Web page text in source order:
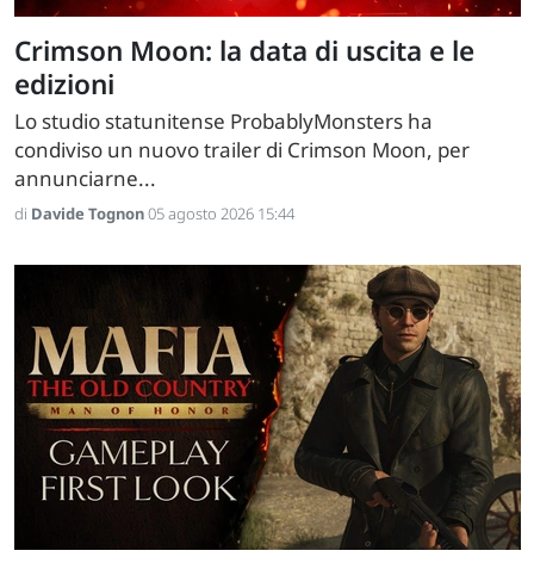
Crimson Moon: la data di uscita e le
edizioni
Lo studio statunitense ProbablyMonsters ha
condiviso un nuovo trailer di Crimson Moon, per
annunciarne...
di Davide Tognon05 agosto 2026 15:44